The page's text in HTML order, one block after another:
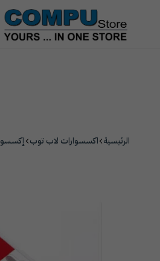
أكسسوارات الهواتف
الرئيسية اكسسوارات لاب توب